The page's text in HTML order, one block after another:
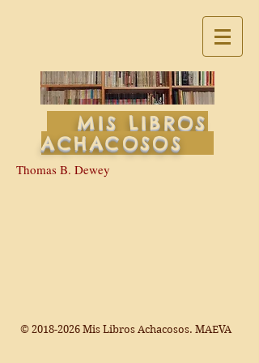
MIS LIBROS
ACHACOSOS
Thomas B. Dewey
© 2018-2026 Mis Libros Achacosos. MAEVA